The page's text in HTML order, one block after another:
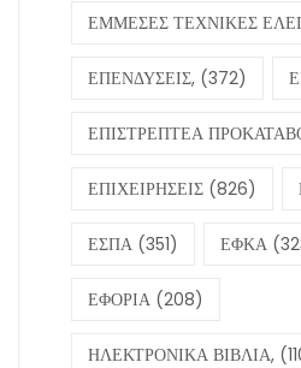
ΕΜΜΕΣΕΣ ΤΕΧΝΙΚΕΣ
ΕΠΕΝΔΥΣΕΙΣ, (372)
ΕΠΙΣΤΡΕΠΤΕΑ
ΕΠΙΧΕΙΡΗΣΕΙΣ (826)
ΕΣΠΑ (351) ΕΦΚΑ
ΕΦΟΡΙΑ (208)
ΗΛΕΚΤΡΟΝΙΚΑ ΒΙΒΛΙΑ,